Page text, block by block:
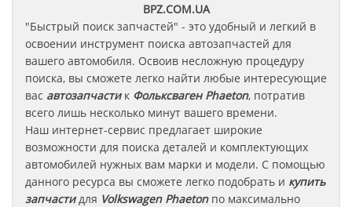
BPZ.COM.UA
"Быстрый поиск запчастей" - это удобный и легкий в
освоении инструмент поиска автозапчастей для
вашего автомобиля. Освоив несложную процедуру
поиска, вы сможете легко найти любые интересующие
вас автозапчастик Фольксваген Phaeton, потратив
всего лишь несколько минут вашего времени.
Наш интернет-сервис предлагает широкие
возможности для поиска деталей и комплектующих
автомобилей нужных вам марки и модели. С помощью
данного ресурса вы сможете легко подобрать и купить
запчастидля Volkswagen Phaetonпо максимально